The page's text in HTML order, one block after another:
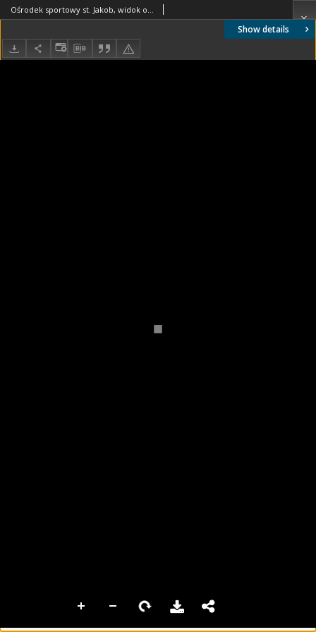
Show details
Ośrodek sportowy st. Jakob, widok ogólny, Bazylea, Szwajcaria